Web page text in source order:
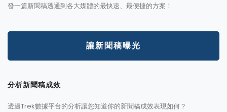
發一篇新聞稿透通到各大媒體的最快速、最便捷的方案！
讓新聞稿曝光
分析新聞稿成效
透過Trek數據平台的分析讓您知道你的新聞稿成效表現如何？